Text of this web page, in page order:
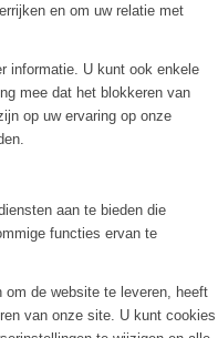
en om uw relatie met
informatie. U kunt ook enkele
mee dat het blokkeren van
op uw ervaring op onze
aan te bieden die
functies ervan te
de website te leveren, heeft
van onze site. U kunt cookies